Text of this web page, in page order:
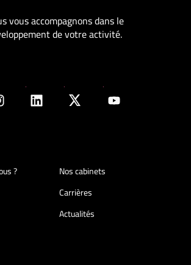
vous accompagnons dans le
de votre activité.
?
Nos cabinets
Carrières
Actualités